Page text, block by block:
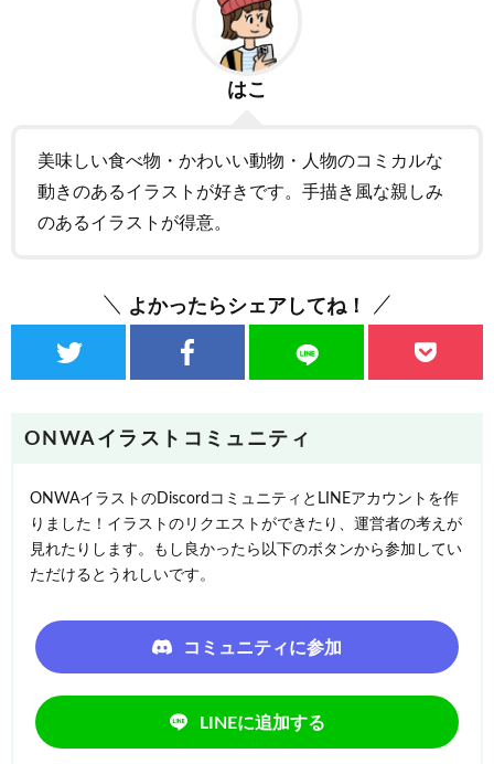
はこ
美味しい食べ物・かわいい動物・人物のコミカルな
動きのあるイラストが好きです。手描き風な親しみ
のあるイラストが得意。
よかったらシェアしてね！
ONWAイラストコミュニティ
ONWAイラストのDiscordコミュニティとLINEアカウントを作
りました！イラストのリクエストができたり、運営者の考えが
見れたりします。もし良かったら以下のボタンから参加してい
ただけるとうれしいです。
コミュニティに参加
LINEに追加する